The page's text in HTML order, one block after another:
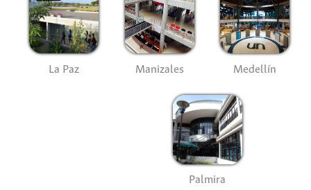
La Paz Manizales Medellín
Palmira